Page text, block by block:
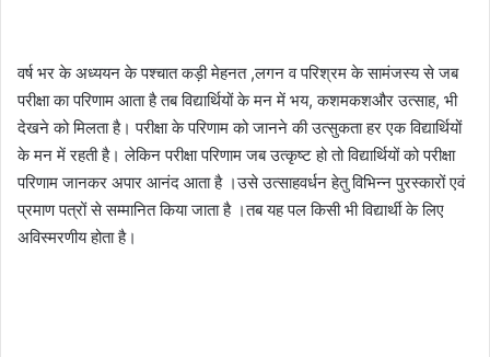
वर्ष भर के अध्ययन के पश्चात कड़ी मेहनत ,लगन व परिश्रम के सामंजस्य से जब
परीक्षा का परिणाम आता है तब विद्यार्थियों के मन में भय, कशमकशऔर उत्साह, भी
देखने को मिलता है। परीक्षा के परिणाम को जानने की उत्सुकता हर एक विद्यार्थियों
के मन में रहती है। लेकिन परीक्षा परिणाम जब उत्कृष्ट हो तो विद्यार्थियों को परीक्षा
परिणाम जानकर अपार आनंद आता है ।उसे उत्साहवर्धन हेतु विभिन्न पुरस्कारों एवं
प्रमाण पत्रों से सम्मानित किया जाता है ।तब यह पल किसी भी विद्यार्थी के लिए
अविस्मरणीय होता है।